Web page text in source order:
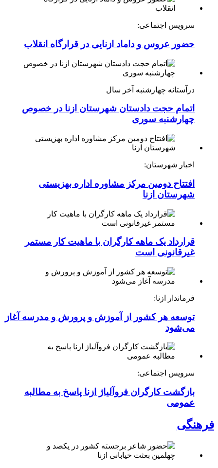
سرویس اجتماعی:
حضور عروس و داماد ازنایی در قرارگاه انقلاب
درآستانه چهارشنبه آخر سال
اتمام حجت دادستان شهرستان ازنا در خصوص
چهارشنبه ‌سوری
اخبار شهرستان:
افتتاح دومین مرکز مشاوره اداره بهزیستی
شهرستان ازنا
قرارداد یک ماهه کارگران با ماهیت کار مستمر
غیرقانونی است
فرماندار ازنا:
توسعه هر کشور از آموزش و پرورش و مدرسه آغاز
می‌شود
سرویس اجتماعی:
بازگشت کارگران فروآلیاژ ازنا پاسخ به مطالبه
عمومی
فرهنگی